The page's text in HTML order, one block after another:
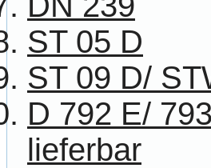
ST 05 D
ST 09 D/
D 792 E/
lieferbar